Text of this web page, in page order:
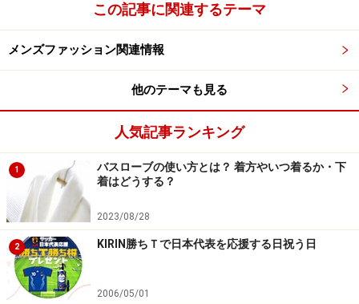
――今回のコレクションでとくに気に入っているアイテム
はありますか？
「『Denime（ドゥニーム）』とコラボしたデニムパンツ
ですね。今日、僕も穿いてますよ。サルエルっぽいシル
エットが気に入ってるんです。それと、ポケットのとこ
ろの『44』というロゴの刺しゅうもポイント。こういう
のがチラッと見えたら可愛いやろなぁと思って。こうい
う刺しゅうのワンポイントとか、もともと好きなんで
す」
この記事に関連するテーマ
メンズファッション関連情報
他のテーマも見る
人気記事ランキング
1
バスローブの使い方とは？ 着方やいつ着るか・下
着はどうする？
2023/08/28
2 KIRIN勝ちＴで日本代表を応援する日祝う日
2006/05/01